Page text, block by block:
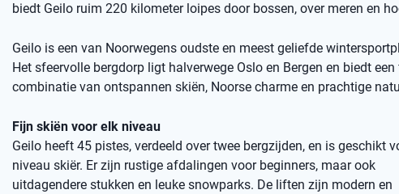
biedt Geilo ruim 220 kilometer loipes door bossen, over meren en
Geilo is een van Noorwegens oudste en meest geliefde
Het sfeervolle bergdorp ligt halverwege Oslo en Bergen en biedt een
combinatie van ontspannen skiën, Noorse charme en prachtige
Fijn skiën voor elk niveau
Geilo heeft 45 pistes, verdeeld over twee bergzijden, en is geschikt
niveau skiër. Er zijn rustige afdalingen voor beginners, maar ook
uitdagendere stukken en leuke snowparks. De liften zijn modern en